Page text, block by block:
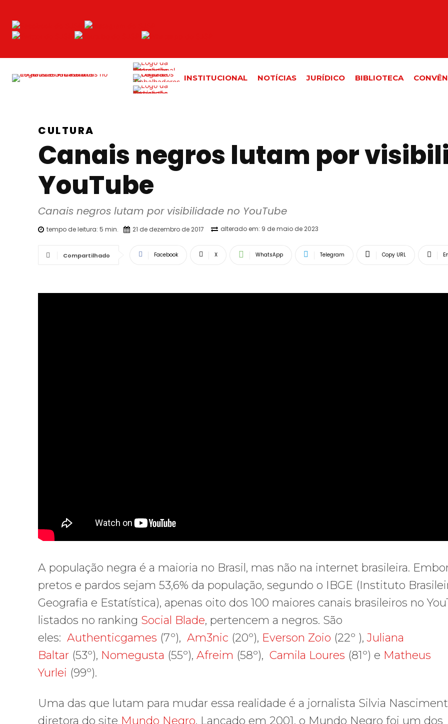
INSTITUCIONAL NOTÍCIAS JURÍDICO BIBLIOTECA
CULTURA
Canais negros lutam por
YouTube
Canais negros lutam por visibilidade no YouTube
tempo de leitura: 5 min. 21 de dezembro de 2017 alterado em: 9 de maio de 2023
Compartilhado Facebook X WhatsApp Telegram Copy URL
A população negra é a maioria no Brasil, mas não na internet brasileira.
pretos e pardos sejam 53,6% da população, segundo o IBGE (Instituto
Geografia e Estatística), apenas oito dos 100 maiores canais brasileiros no
listados no ranking Social Blade, pertencem a negros. São
eles: Authenticgames (7º), Am3nic (20º), Everson Zoio (22º ),Juliana
Baltar (53º), Nomegusta (55º), Afreim (58º), Camila Loures (81º) e Matheus
Yurlei (99º).
Uma das que lutam para mudar essa realidade é a jornalista Silvia
diretora do site Mundo Negro. Lançado em 2001, o Mundo Negro foi um dos